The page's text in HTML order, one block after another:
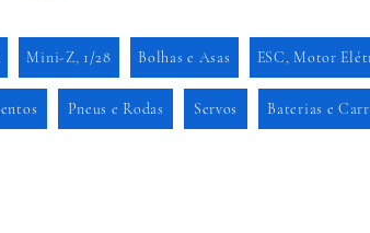
Mini-Z, 1/28 Bolhas e Asas ESC, Motor
Pneus e Rodas Servos Baterias e